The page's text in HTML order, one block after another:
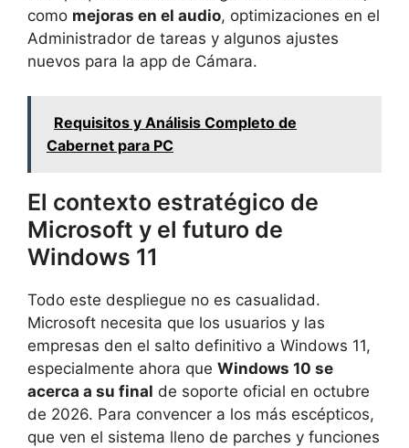
como mejoras en el audio, optimizaciones en el
Administrador de tareas y algunos ajustes
nuevos para la app de Cámara.
Requisitos y Análisis Completo de
Cabernet para PC
El contexto estratégico de
Microsoft y el futuro de
Windows 11
Todo este despliegue no es casualidad.
Microsoft necesita que los usuarios y las
empresas den el salto definitivo a Windows 11,
especialmente ahora que Windows 10 se
acerca a su final de soporte oficial en octubre
de 2026. Para convencer a los más escépticos,
que ven el sistema lleno de parches y funciones